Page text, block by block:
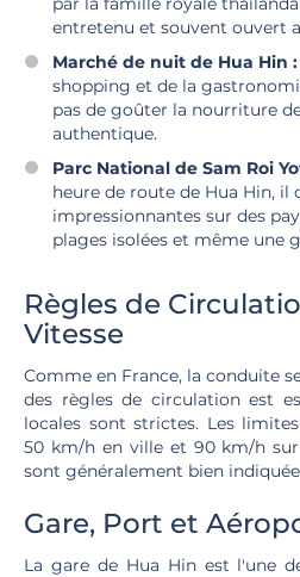
entretenu et souvent ouvert
Marché de nuit de Hua Hin :
shopping et de la
pas de goûter la nourriture
authentique.
Parc National de Sam Roi
heure de route de Hua Hin, il
impressionnantes sur des
plages isolées et même une
Règles de
Vitesse
Comme en France, la conduite
des règles de circulation est
locales sont strictes. Les
50 km/h en ville et 90 km/h
sont généralement bien
Gare, Port et
La gare de Hua Hin est l'une